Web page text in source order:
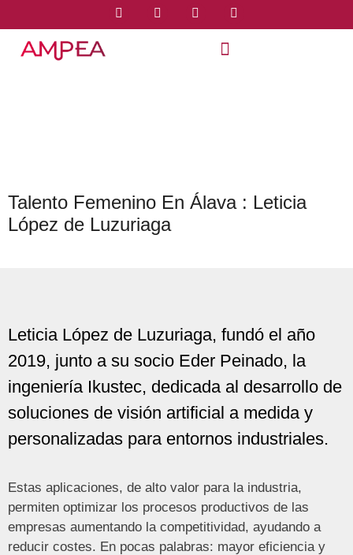
Talento Femenino En Álava : Leticia
López de Luzuriaga
Leticia López de Luzuriaga, fundó el año
2019, junto a su socio Eder Peinado, la
ingeniería Ikustec, dedicada al desarrollo de
soluciones de visión artificial a medida y
personalizadas para entornos industriales.
Estas aplicaciones, de alto valor para la industria,
permiten optimizar los procesos productivos de las
empresas aumentando la competitividad, ayudando a
reducir costes. En pocas palabras: mayor eficiencia y